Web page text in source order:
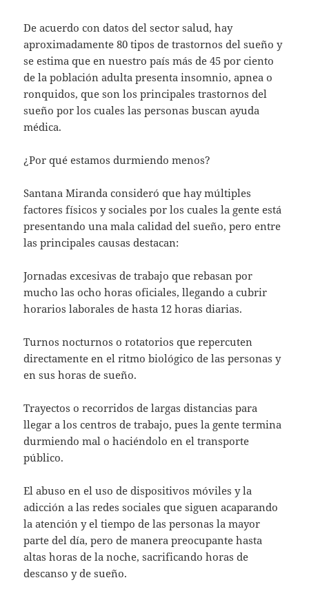
De acuerdo con datos del sector salud, hay
aproximadamente 80 tipos de trastornos del sueño y
se estima que en nuestro país más de 45 por ciento
de la población adulta presenta insomnio, apnea o
ronquidos, que son los principales trastornos del
sueño por los cuales las personas buscan ayuda
médica.
¿Por qué estamos durmiendo menos?
Santana Miranda consideró que hay múltiples
factores físicos y sociales por los cuales la gente está
presentando una mala calidad del sueño, pero entre
las principales causas destacan:
Jornadas excesivas de trabajo que rebasan por
mucho las ocho horas oficiales, llegando a cubrir
horarios laborales de hasta 12 horas diarias.
Turnos nocturnos o rotatorios que repercuten
directamente en el ritmo biológico de las personas y
en sus horas de sueño.
Trayectos o recorridos de largas distancias para
llegar a los centros de trabajo, pues la gente termina
durmiendo mal o haciéndolo en el transporte
público.
El abuso en el uso de dispositivos móviles y la
adicción a las redes sociales que siguen acaparando
la atención y el tiempo de las personas la mayor
parte del día, pero de manera preocupante hasta
altas horas de la noche, sacrificando horas de
descanso y de sueño.